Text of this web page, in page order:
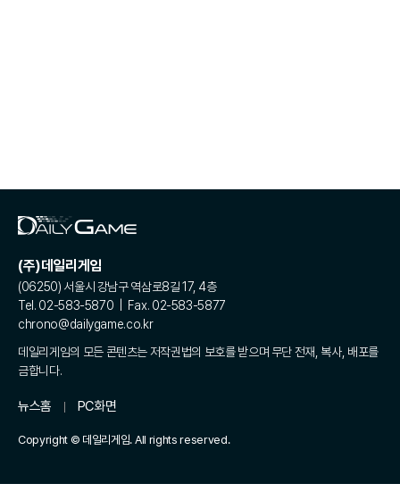
(주)데일리게임
(06250) 서울시 강남구 역삼로8길 17, 4층
Tel. 02-583-5870 | Fax. 02-583-5877
chrono@dailygame.co.kr
데일리게임의 모든 콘텐츠는 저작권법의 보호를 받으며 무단 전재, 복사, 배포를
금합니다.
뉴스홈 PC화면
Copyright © 데일리게임. All rights reserved.